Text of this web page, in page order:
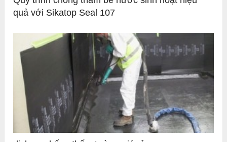
quả với Sikatop Seal 107